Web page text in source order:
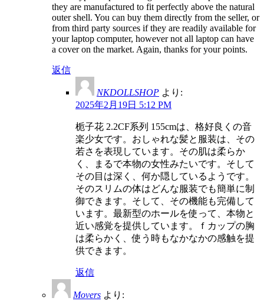
they are manufactured to fit perfectly above the natural
outer shell. You can buy them directly from the seller, or
from third party sources if they are readily available for
your laptop computer, however not all laptop can have
a cover on the market. Again, thanks for your points.
返信
NKDOLLSHOP より:
2025年2月19日 5:12 PM
栀子花 2.2CF系列 155cmは、格好良くの音
楽少女です。おしゃれな髪と服装は、その
若さを表現しています。その肌は柔らか
く、まるで本物の女性みたいです。そして
その目は深く、何か隠しているようです。
そのスリムの体はどんな服装でも簡単に制
御できます。そして、その機能も完備して
います。最新型のホールを使って、本物と
近い感覚を提供しています。ｆカップの胸
は柔らかく、使う時もなかなかの感触を提
供できます。
返信
Movers より: